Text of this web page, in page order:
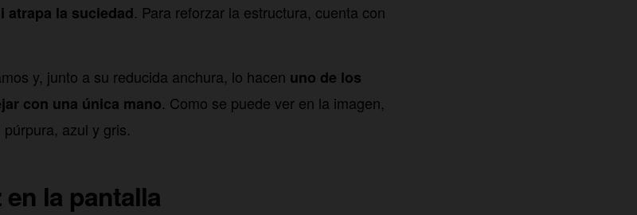
atrapa la suciedad. Para reforzar la estructura, cuenta con
y, junto a su reducida anchura, lo hacen uno de los
con una única mano. Como se puede ver en la imagen,
azul y gris.
la pantalla